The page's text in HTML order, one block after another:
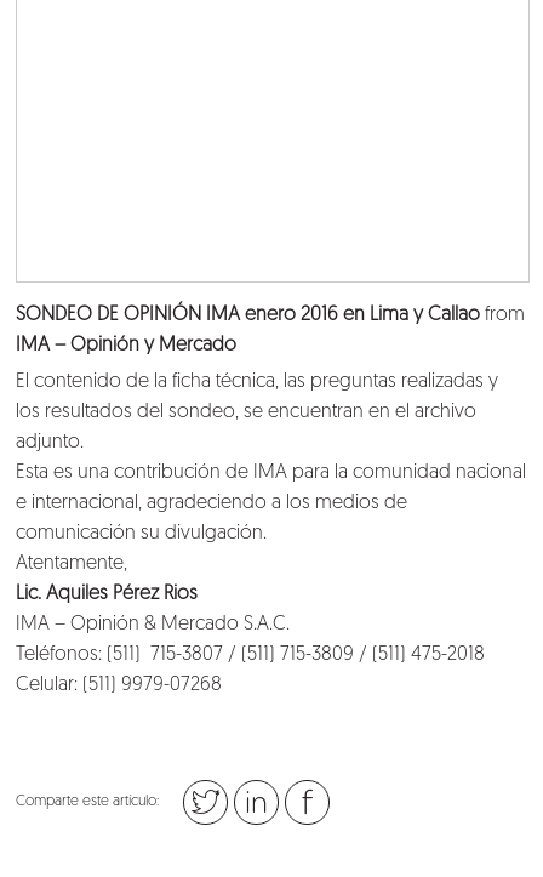
SONDEO DE OPINIÓN IMA enero 2016 en Lima y Callao from
IMA – Opinión y Mercado
El contenido de la ficha técnica, las preguntas realizadas y
los resultados del sondeo, se encuentran en el archivo
adjunto.
Esta es una contribución de IMA para la comunidad nacional
e internacional, agradeciendo a los medios de
comunicación su divulgación.
Atentamente,
Lic. Aquiles Pérez Rios
IMA – Opinión & Mercado S.A.C.
Teléfonos: (511) 715-3807 / (511) 715-3809 / (511) 475-2018
Celular: (511) 9979-07268
Comparte este artículo: